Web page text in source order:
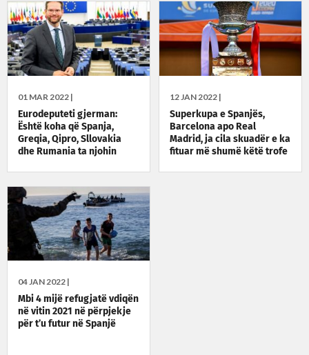
01 MAR 2022 |
Eurodeputeti gjerman:
Është koha që Spanja,
Greqia, Qipro, Sllovakia
dhe Rumania ta njohin
12 JAN 2022 |
Superkupa e Spanjës,
Barcelona apo Real
Madrid, ja cila skuadër e ka
fituar më shumë këtë trofe
04 JAN 2022 |
Mbi 4 mijë refugjatë vdiqën
në vitin 2021 në përpjekje
për t’u futur në Spanjë